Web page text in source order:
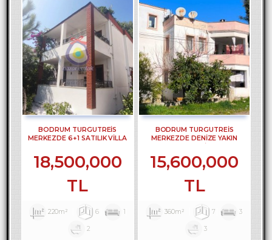
BODRUM TURGUTREİS
MERKEZDE 6+1 SATILIK VİLLA
18,500,000
TL
220m² 6 1
2
BODRUM TURGUTREİS
MERKEZDE DENİZE YAKIN
15,600,000
TL
360m² 7 3
3